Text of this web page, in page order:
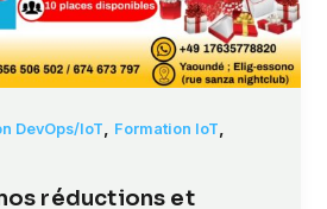
DevOps/IoT, Formation IoT,
réductions et